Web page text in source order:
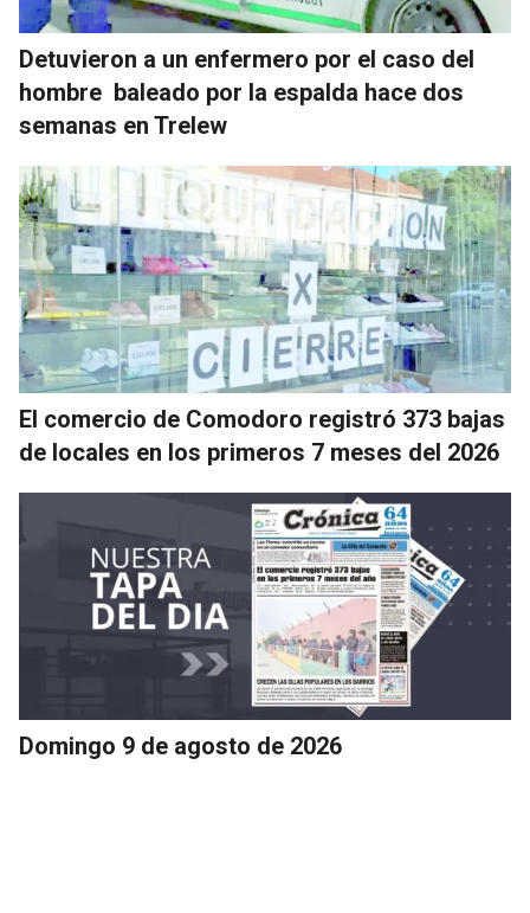
Detuvieron a un enfermero por el caso del
hombre baleado por la espalda hace dos
semanas en Trelew
El comercio de Comodoro registró 373 bajas
de locales en los primeros 7 meses del 2026
Domingo 9 de agosto de 2026